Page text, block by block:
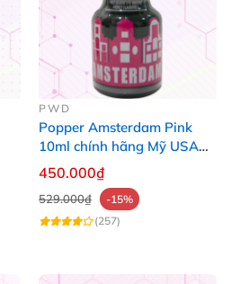
PWD
Popper Amsterdam Pink
10ml chính hãng Mỹ USA
PWD
450.000₫
529.000₫
-15%
(257)